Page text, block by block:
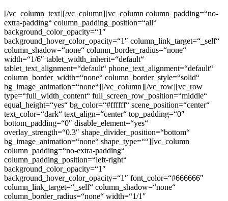
[/vc_column_text][/vc_column][vc_column column_padding=“no-
extra-padding“ column_padding_position=“all“
background_color_opacity=“1″
background_hover_color_opacity=“1″ column_link_target=“_self“
column_shadow=“none“ column_border_radius=“none“
width=“1/6″ tablet_width_inherit=“default“
tablet_text_alignment=“default“ phone_text_alignment=“default“
column_border_width=“none“ column_border_style=“solid“
bg_image_animation=“none“][/vc_column][/vc_row][vc_row
type=“full_width_content“ full_screen_row_position=“middle“
equal_height=“yes“ bg_color=“#ffffff“ scene_position=“center“
text_color=“dark“ text_align=“center“ top_padding=“0″
bottom_padding=“0″ disable_element=“yes“
overlay_strength=“0.3″ shape_divider_position=“bottom“
bg_image_animation=“none“ shape_type=““][vc_column
column_padding=“no-extra-padding“
column_padding_position=“left-right“
background_color_opacity=“1″
background_hover_color_opacity=“1″ font_color=“#666666″
column_link_target=“_self“ column_shadow=“none“
column_border_radius=“none“ width=“1/1″